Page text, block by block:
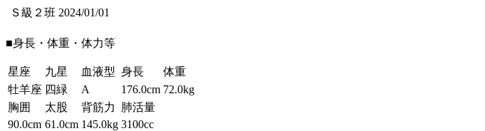
Ｓ級２班 2024/01/01
■身長・体重・体力等
星座 九星 血液型 身長
体重
牡羊座 四緑 A 176.0cm 72.0kg
胸囲
太股 背筋力
肺活量
90.0cm 61.0cm 145.0kg 3100cc